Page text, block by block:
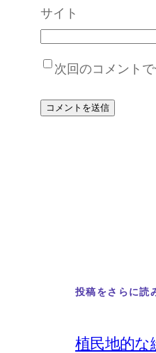
サイト
次回のコメント
投稿をさらに読
植民地的な